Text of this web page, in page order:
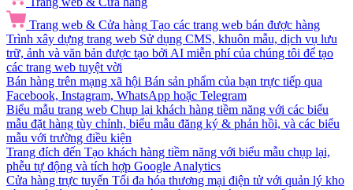
Trang web & Cửa hàng Tạo các trang web bán được hàng
Trình xây dựng trang web Sử dụng CMS, khuôn mẫu, dịch vụ lưu
trữ, ảnh và văn bản được tạo bởi AI miễn phí của chúng tôi để tạo
các trang web tuyệt vời
Bán hàng trên mạng xã hội Bán sản phẩm của bạn trực tiếp qua
Facebook, Instagram, WhatsApp hoặc Telegram
Biểu mẫu trang web Chụp lại khách hàng tiềm năng với các biểu
mẫu đặt hàng tùy chỉnh, biểu mẫu đăng ký & phản hồi, và các biểu
mẫu với trường điều kiện
Trang đích đến Tạo khách hàng tiềm năng với biểu mẫu chụp lại,
phễu tự động và tích hợp Google Analytics
Cửa hàng trực tuyến Tối đa hóa thương mại điện tử với quản lý kho